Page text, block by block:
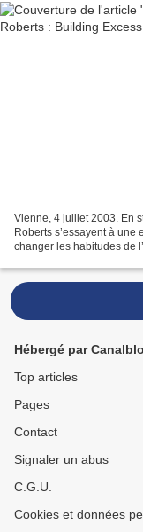
Vienne, 4 juillet 2003. En
Roberts s’essayent à
changer les habitudes de
Hébergé par
Top articles
Pages
Contact
Signaler un abus
C.G.U.
Cookies et données